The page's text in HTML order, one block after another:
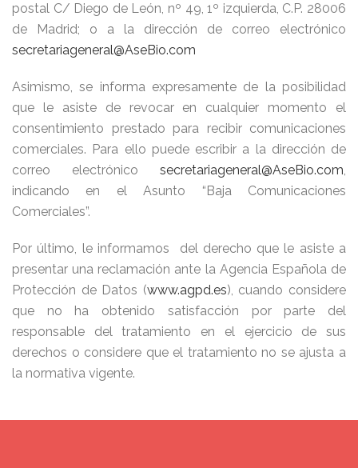
postal C/ Diego de León, nº 49, 1º izquierda, C.P. 28006
de Madrid; o a la dirección de correo electrónico
secretariageneral@AseBio.com
Asimismo, se informa expresamente de la posibilidad
que le asiste de revocar en cualquier momento el
consentimiento prestado para recibir comunicaciones
comerciales. Para ello puede escribir a la dirección de
correo electrónico secretariageneral@AseBio.com,
indicando en el Asunto “Baja Comunicaciones
Comerciales”.
Por último, le informamos del derecho que le asiste a
presentar una reclamación ante la Agencia Española de
Protección de Datos (www.agpd.es), cuando considere
que no ha obtenido satisfacción por parte del
responsable del tratamiento en el ejercicio de sus
derechos o considere que el tratamiento no se ajusta a
la normativa vigente.